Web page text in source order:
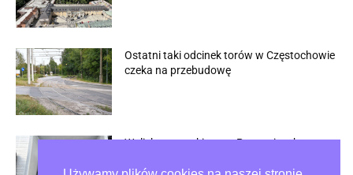
Ostatni taki odcinek torów w Częstochowie
czeka na przebudowę
Walizka na parkingu w Pyrzowicach